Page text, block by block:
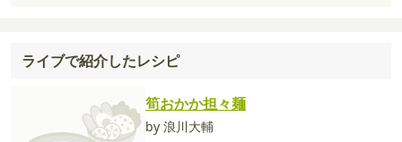
ライブで紹介したレシピ
筍おかか担々麺
by 浪川大輔